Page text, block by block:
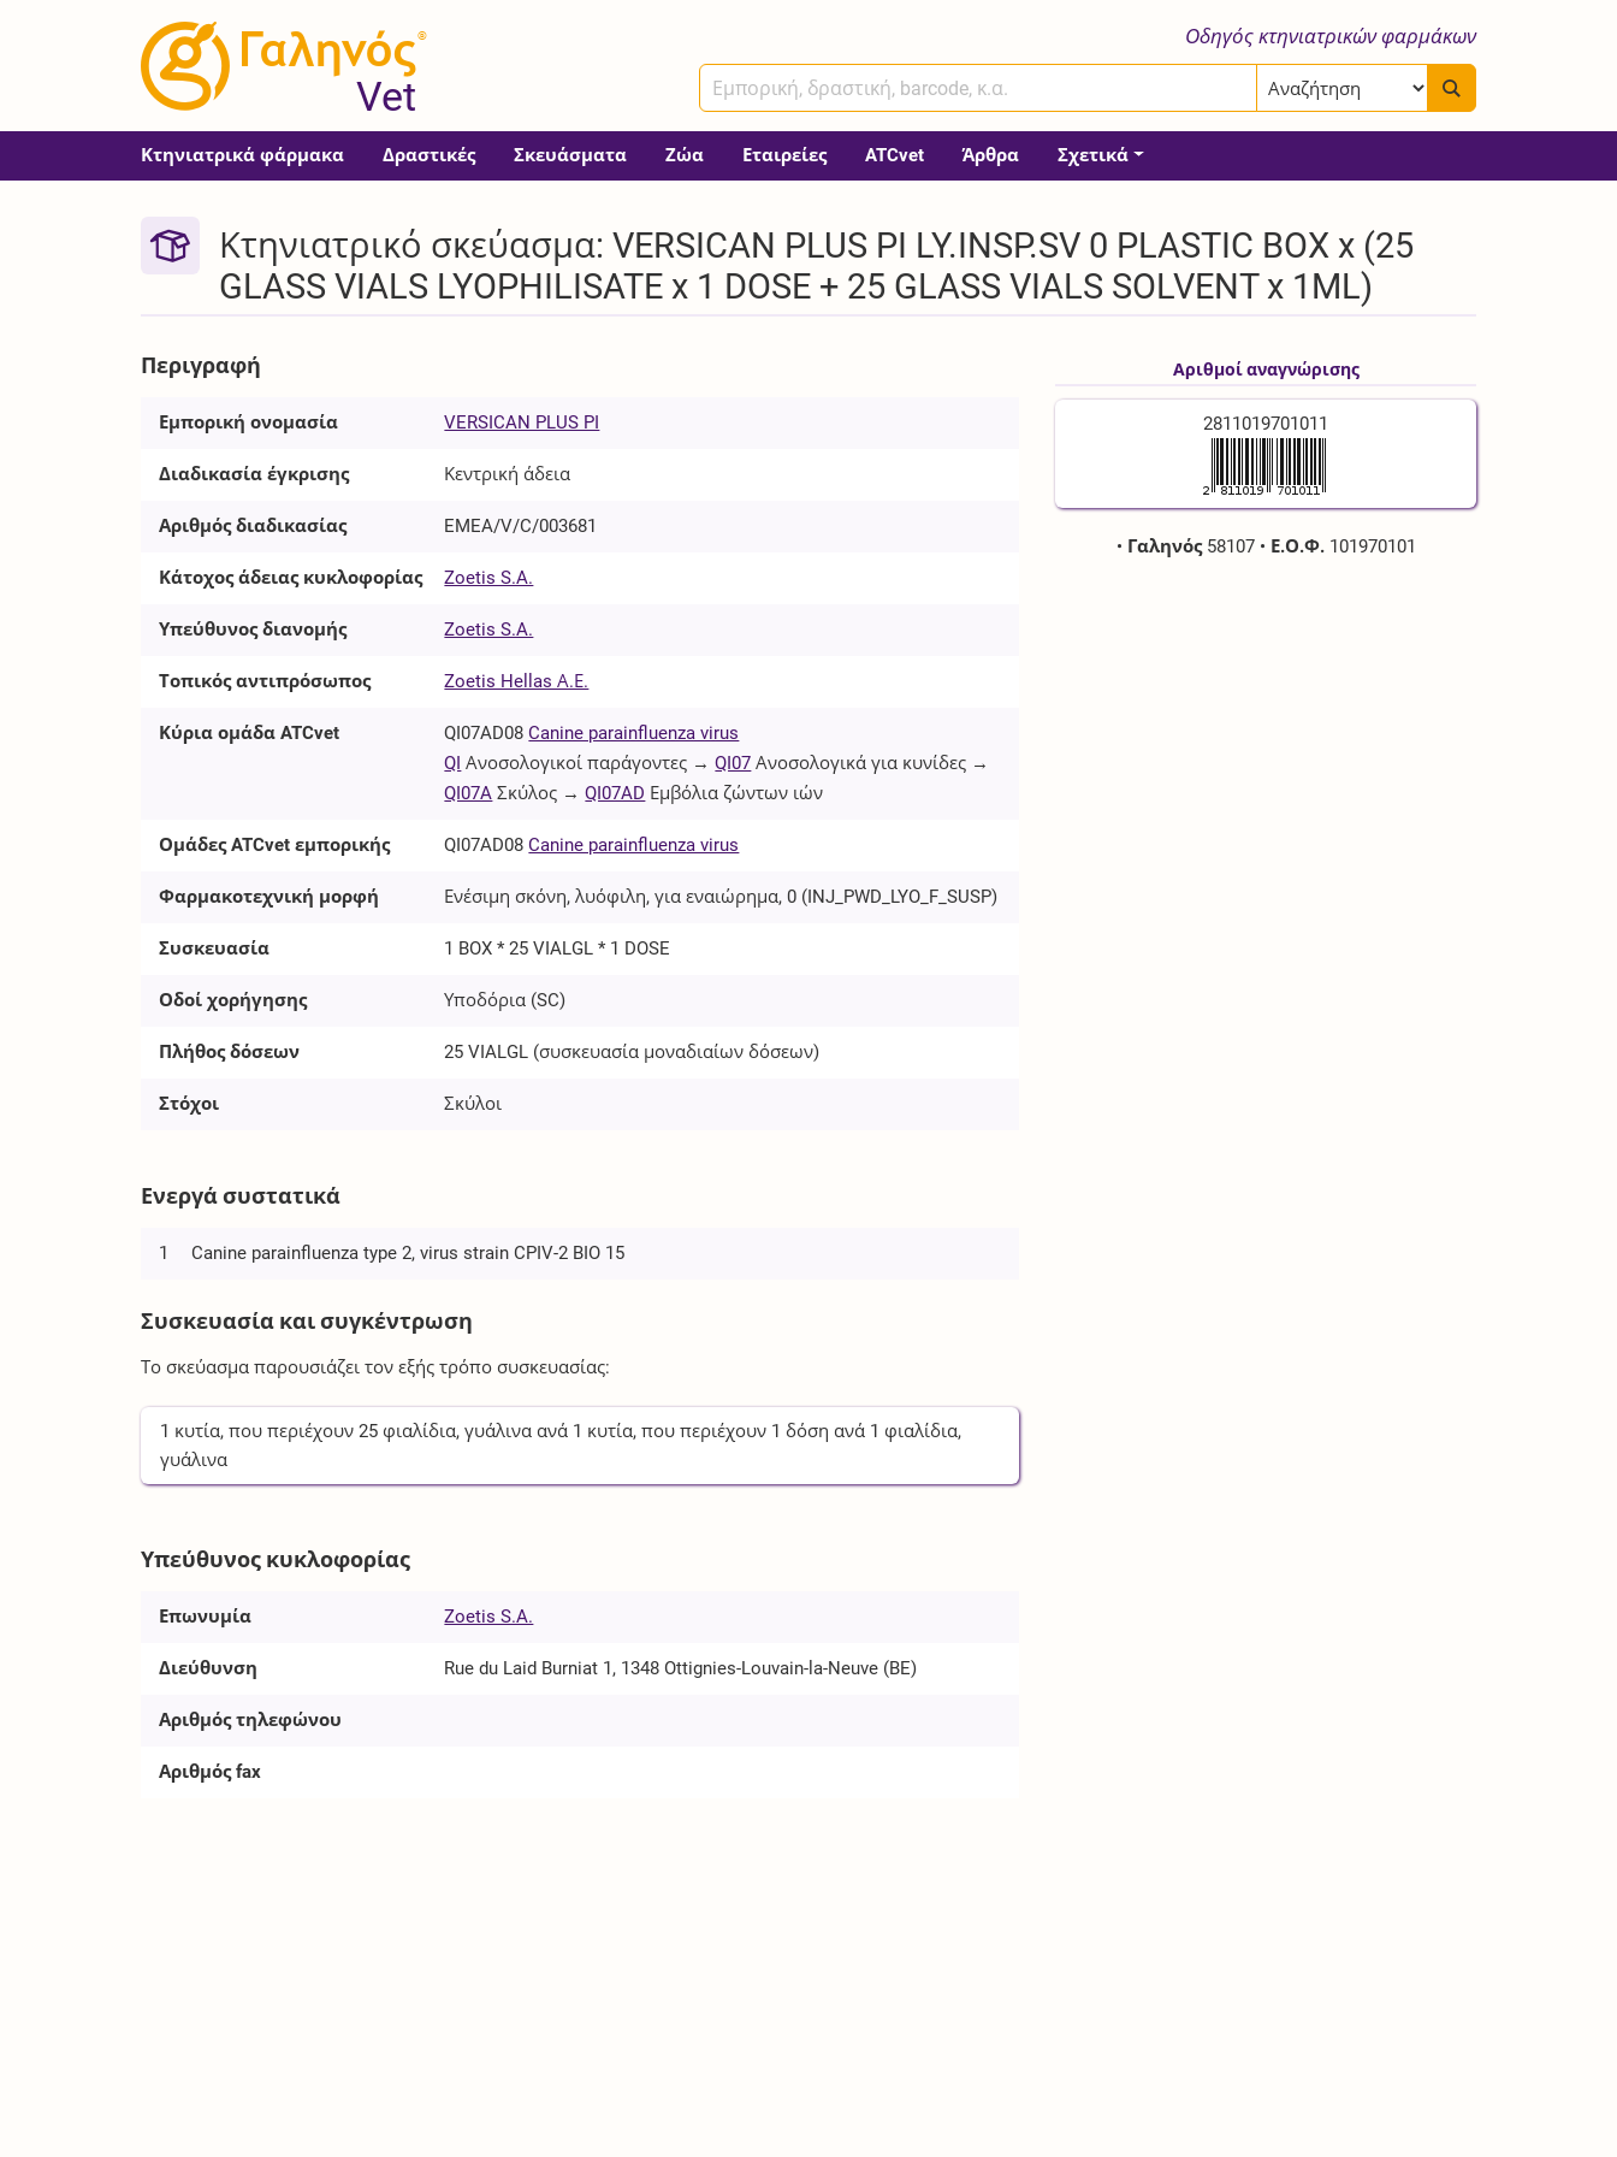
®
Vet
Οδηγός κτηνιατρικών φαρμάκων
Κτηνιατρικά φάρμακα Δραστικές Σκευάσματα Ζώα Εταιρείες ATCvet Άρθρα Σχετικά
Κτηνιατρικό σκεύασμα: VERSICAN PLUS PI LY.INSP.SV 0 PLASTIC BOX x (25
GLASS VIALS LYOPHILISATE x 1 DOSE + 25 GLASS VIALS SOLVENT x 1ML)
Περιγραφή
Εμπορική ονομασία VERSICAN PLUS PI
Διαδικασία έγκρισης Κεντρική άδεια
Αριθμός διαδικασίας EMEA/V/C/003681
Κάτοχος άδειας κυκλοφορίας Zoetis S.A.
Υπεύθυνος διανομής Zoetis S.A.
Τοπικός αντιπρόσωπος Zoetis Hellas Α.Ε.
Κύρια ομάδα ATCvet QI07AD08 Canine parainfluenza virus
QI Ανοσολογικοί παράγοντες →QI07 Ανοσολογικά για κυνίδες →
QI07A Σκύλος →QI07AD Εμβόλια ζώντων ιών
Ομάδες ATCvet εμπορικής QI07AD08 Canine parainfluenza virus
Φαρμακοτεχνική μορφή Ενέσιμη σκόνη, λυόφιλη, για εναιώρημα, 0 (INJ_PWD_LYO_F_SUSP)
Συσκευασία 1 BOX * 25 VIALGL * 1 DOSE
Οδοί χορήγησης Υποδόρια (SC)
Πλήθος δόσεων 25VIALGL (συσκευασία μοναδιαίων δόσεων)
Στόχοι Σκύλοι
Αριθμοί αναγνώρισης
2811019701011
• Γαληνός58107 • Ε.Ο.Φ.101970101
Ενεργά συστατικά
1 Canine parainfluenza type 2, virus strain CPIV-2 BIO 15
Συσκευασία και συγκέντρωση
Το σκεύασμα παρουσιάζει τον εξής τρόπο συσκευασίας:
1 κυτία, που περιέχουν25 φιαλίδια, γυάλινα ανά 1 κυτία, που περιέχουν 1 δόση ανά 1 φιαλίδια,
γυάλινα
Υπεύθυνος κυκλοφορίας
Επωνυμία Zoetis S.A.
Διεύθυνση Rue du Laid Burniat 1, 1348 Ottignies-Louvain-la-Neuve (BE)
Αριθμός τηλεφώνου
Αριθμός fax